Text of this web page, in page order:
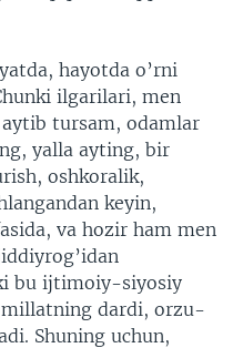
hayotda o’rni
ilgarilari, men
tursam, odamlar
yalla ayting, bir
oshkoralik,
keyin,
va hozir ham men
bu ijtimoiy-siyosiy
millatning dardi, orzu-
Shuning uchun,